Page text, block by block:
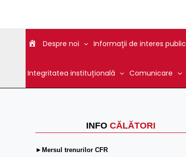
Despre noi Informaţii de interes public
Integritatea instituțională Comunicare
INFO CĂLĂTORI
►Mersul trenurilor CFR